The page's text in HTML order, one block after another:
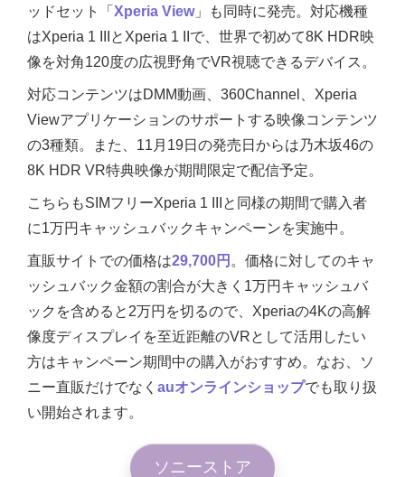
ッドセット「 Xperia View」も同時に発売。対応機種
はXperia 1 IIIとXperia 1 IIで、世界で初めて8K HDR映
像を対角120度の広視野角でVR視聴できるデバイス。
対応コンテンツはDMM動画、360Channel、Xperia
Viewアプリケーションのサポートする映像コンテンツ
の3種類。また、11月19日の発売日からは乃木坂46の
8K HDR VR特典映像が期間限定で配信予定。
こちらもSIMフリーXperia 1 IIIと同様の期間で購入者
に1万円キャッシュバックキャンペーンを実施中。
直販サイトでの価格は29,700円 。価格に対してのキャ
ッシュバック金額の割合が大きく1万円キャッシュバ
ックを含めると2万円を切るので、Xperiaの4Kの高解
像度ディスプレイを至近距離のVRとして活用したい
方はキャンペーン期間中の購入がおすすめ。なお、ソ
ニー直販だけでなく auオンラインショップでも取り扱
い開始されます。
ソニーストア